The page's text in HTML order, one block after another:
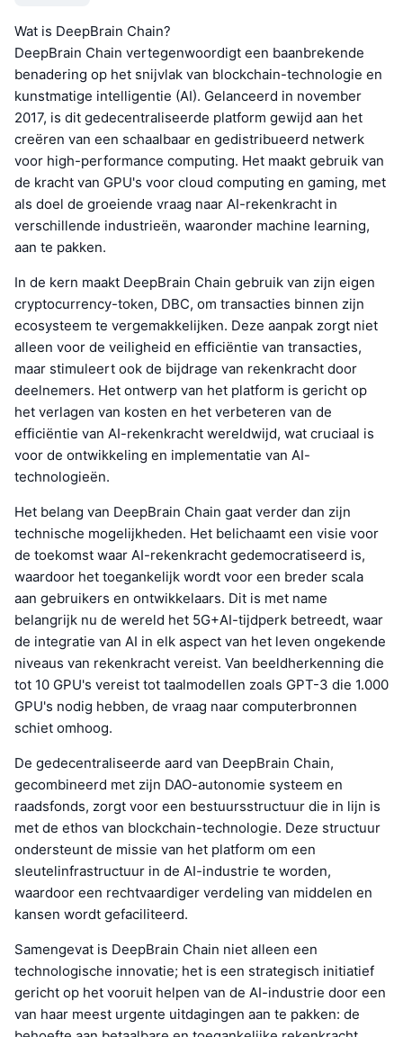
Wat is DeepBrain Chain?
DeepBrain Chain vertegenwoordigt een baanbrekende
benadering op het snijvlak van blockchain-technologie en
kunstmatige intelligentie (AI). Gelanceerd in november
2017, is dit gedecentraliseerde platform gewijd aan het
creëren van een schaalbaar en gedistribueerd netwerk
voor high-performance computing. Het maakt gebruik van
de kracht van GPU's voor cloud computing en gaming, met
als doel de groeiende vraag naar AI-rekenkracht in
verschillende industrieën, waaronder machine learning,
aan te pakken.
In de kern maakt DeepBrain Chain gebruik van zijn eigen
cryptocurrency-token, DBC, om transacties binnen zijn
ecosysteem te vergemakkelijken. Deze aanpak zorgt niet
alleen voor de veiligheid en efficiëntie van transacties,
maar stimuleert ook de bijdrage van rekenkracht door
deelnemers. Het ontwerp van het platform is gericht op
het verlagen van kosten en het verbeteren van de
efficiëntie van AI-rekenkracht wereldwijd, wat cruciaal is
voor de ontwikkeling en implementatie van AI-
technologieën.
Het belang van DeepBrain Chain gaat verder dan zijn
technische mogelijkheden. Het belichaamt een visie voor
de toekomst waar AI-rekenkracht gedemocratiseerd is,
waardoor het toegankelijk wordt voor een breder scala
aan gebruikers en ontwikkelaars. Dit is met name
belangrijk nu de wereld het 5G+AI-tijdperk betreedt, waar
de integratie van AI in elk aspect van het leven ongekende
niveaus van rekenkracht vereist. Van beeldherkenning die
tot 10 GPU's vereist tot taalmodellen zoals GPT-3 die 1.000
GPU's nodig hebben, de vraag naar computerbronnen
schiet omhoog.
De gedecentraliseerde aard van DeepBrain Chain,
gecombineerd met zijn DAO-autonomie systeem en
raadsfonds, zorgt voor een bestuursstructuur die in lijn is
met de ethos van blockchain-technologie. Deze structuur
ondersteunt de missie van het platform om een
sleutelinfrastructuur in de AI-industrie te worden,
waardoor een rechtvaardiger verdeling van middelen en
kansen wordt gefaciliteerd.
Samengevat is DeepBrain Chain niet alleen een
technologische innovatie; het is een strategisch initiatief
gericht op het vooruit helpen van de AI-industrie door een
van haar meest urgente uitdagingen aan te pakken: de